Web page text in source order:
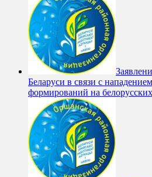
Беларуси в связи с
формирований на